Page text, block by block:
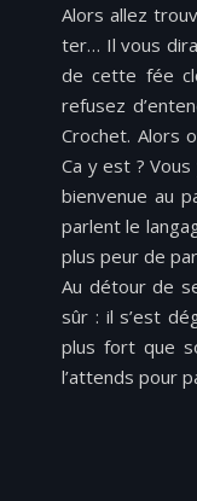
Alors allez
ter… Il vous dira
de cette fée
refusez
Cro­chet. Alors
Ca y est ?
bien­v­enue au
par­lent le
plus peur de
Au détour de
sûr : il s’est
plus fort que
l’attends pour